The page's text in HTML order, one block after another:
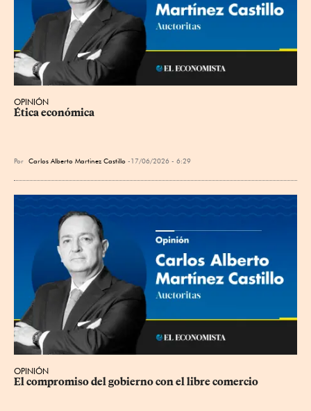
OPINIÓN
Ética económica
Por Carlos Alberto Martinez Castillo 17/06/2026 - 6:29
OPINIÓN
El compromiso del gobierno con el libre comercio